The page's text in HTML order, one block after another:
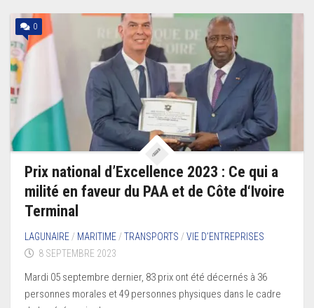
0
Prix national d’Excellence 2023 : Ce qui a
milité en faveur du PAA et de Côte d‘Ivoire
Terminal
LAGUNAIRE / MARITIME /TRANSPORTS /VIE D’ENTREPRISES
8 SEPTEMBRE 2023
Mardi 05 septembre dernier, 83 prix ont été décernés à 36
personnes morales et 49 personnes physiques dans le cadre